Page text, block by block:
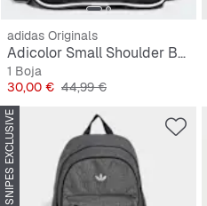
adidas Originals
Adicolor Small Shoulder Bag
1 Boja
Cijena
30,00 € Originalna cijena
44,99 €
SNIPES EXCLUSIVE